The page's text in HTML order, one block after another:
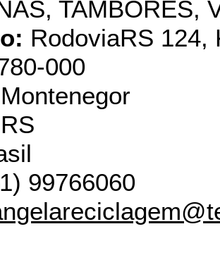
TAMBORES,
RodoviaRS 124,
000
Montenegor
RS
99766060